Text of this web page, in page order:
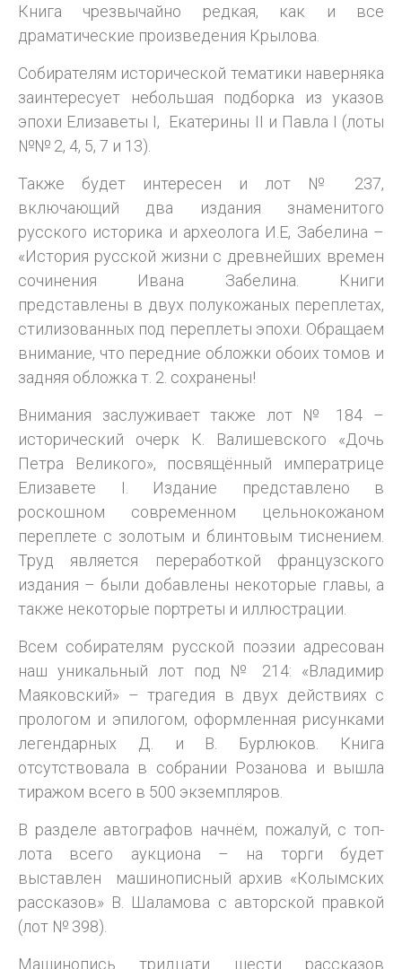
Книга чрезвычайно редкая, как и все
драматические произведения Крылова.
Собирателям исторической тематики наверняка
заинтересует небольшая подборка из указов
эпохи Елизаветы I, Екатерины II и Павла I (лоты
№№ 2, 4, 5, 7 и 13).
Также будет интересен и лот № 237,
включающий два издания знаменитого
русского историка и археолога И.Е, Забелина –
«История русской жизни с древнейших времен
сочинения Ивана Забелина. Книги
представлены в двух полукожаных переплетах,
стилизованных под переплеты эпохи. Обращаем
внимание, что передние обложки обоих томов и
задняя обложка т. 2. сохранены!
Внимания заслуживает также лот № 184 –
исторический очерк К. Валишевского «Дочь
Петра Великого», посвящённый императрице
Елизавете I. Издание представлено в
роскошном современном цельнокожаном
переплете с золотым и блинтовым тиснением.
Труд является переработкой французского
издания – были добавлены некоторые главы, а
также некоторые портреты и иллюстрации.
Всем собирателям русской поэзии адресован
наш уникальный лот под № 214: «Владимир
Маяковский» – трагедия в двух действиях с
прологом и эпилогом, оформленная рисунками
легендарных Д. и В. Бурлюков. Книга
отсутствовала в собрании Розанова и вышла
тиражом всего в 500 экземпляров.
В разделе автографов начнём, пожалуй, с топ-
лота всего аукциона – на торги будет
выставлен машинописный архив «Колымских
рассказов» В. Шаламова с авторской правкой
(лот № 398).
Машинопись тридцати шести рассказов